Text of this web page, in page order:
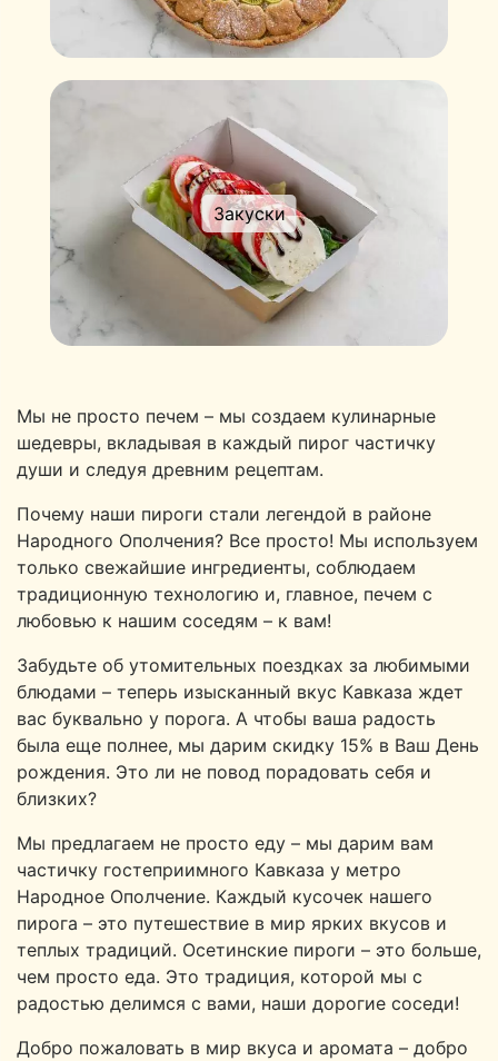
Закуски
Мы не просто печем – мы создаем кулинарные
шедевры, вкладывая в каждый пирог частичку
души и следуя древним рецептам.
Почему наши пироги стали легендой в районе
Народного Ополчения? Все просто! Мы используем
только свежайшие ингредиенты, соблюдаем
традиционную технологию и, главное, печем с
любовью к нашим соседям – к вам!
Забудьте об утомительных поездках за любимыми
блюдами – теперь изысканный вкус Кавказа ждет
вас буквально у порога. А чтобы ваша радость
была еще полнее, мы дарим скидку 15% в Ваш День
рождения. Это ли не повод порадовать себя и
близких?
Мы предлагаем не просто еду – мы дарим вам
частичку гостеприимного Кавказа у метро
Народное Ополчение. Каждый кусочек нашего
пирога – это путешествие в мир ярких вкусов и
теплых традиций. Осетинские пироги – это больше,
чем просто еда. Это традиция, которой мы с
радостью делимся с вами, наши дорогие соседи!
Добро пожаловать в мир вкуса и аромата – добро